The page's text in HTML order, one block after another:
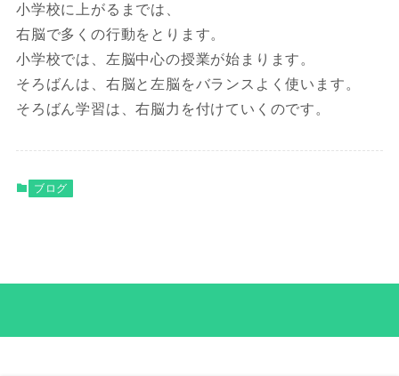
小学校に上がるまでは、
右脳で多くの行動をとります。
小学校では、左脳中心の授業が始まります。
そろばんは、右脳と左脳をバランスよく使います。
そろばん学習は、右脳力を付けていくのです。
ブログ